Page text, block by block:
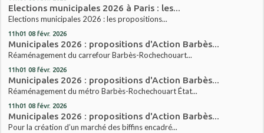
Elections municipales 2026 à Paris : les...
Elections municipales 2026 : les propositions...
11h01 08 févr. 2026
Municipales 2026 : propositions d'Action Barbès...
Réaménagement du carrefour Barbès-Rochechouart...
11h01 08 févr. 2026
Municipales 2026 : propositions d'Action Barbès...
Réaménagement du métro Barbès-Rochechouart État...
11h01 08 févr. 2026
Municipales 2026 : propositions d'Action Barbès...
Pour la création d’un marché des biffins encadré...